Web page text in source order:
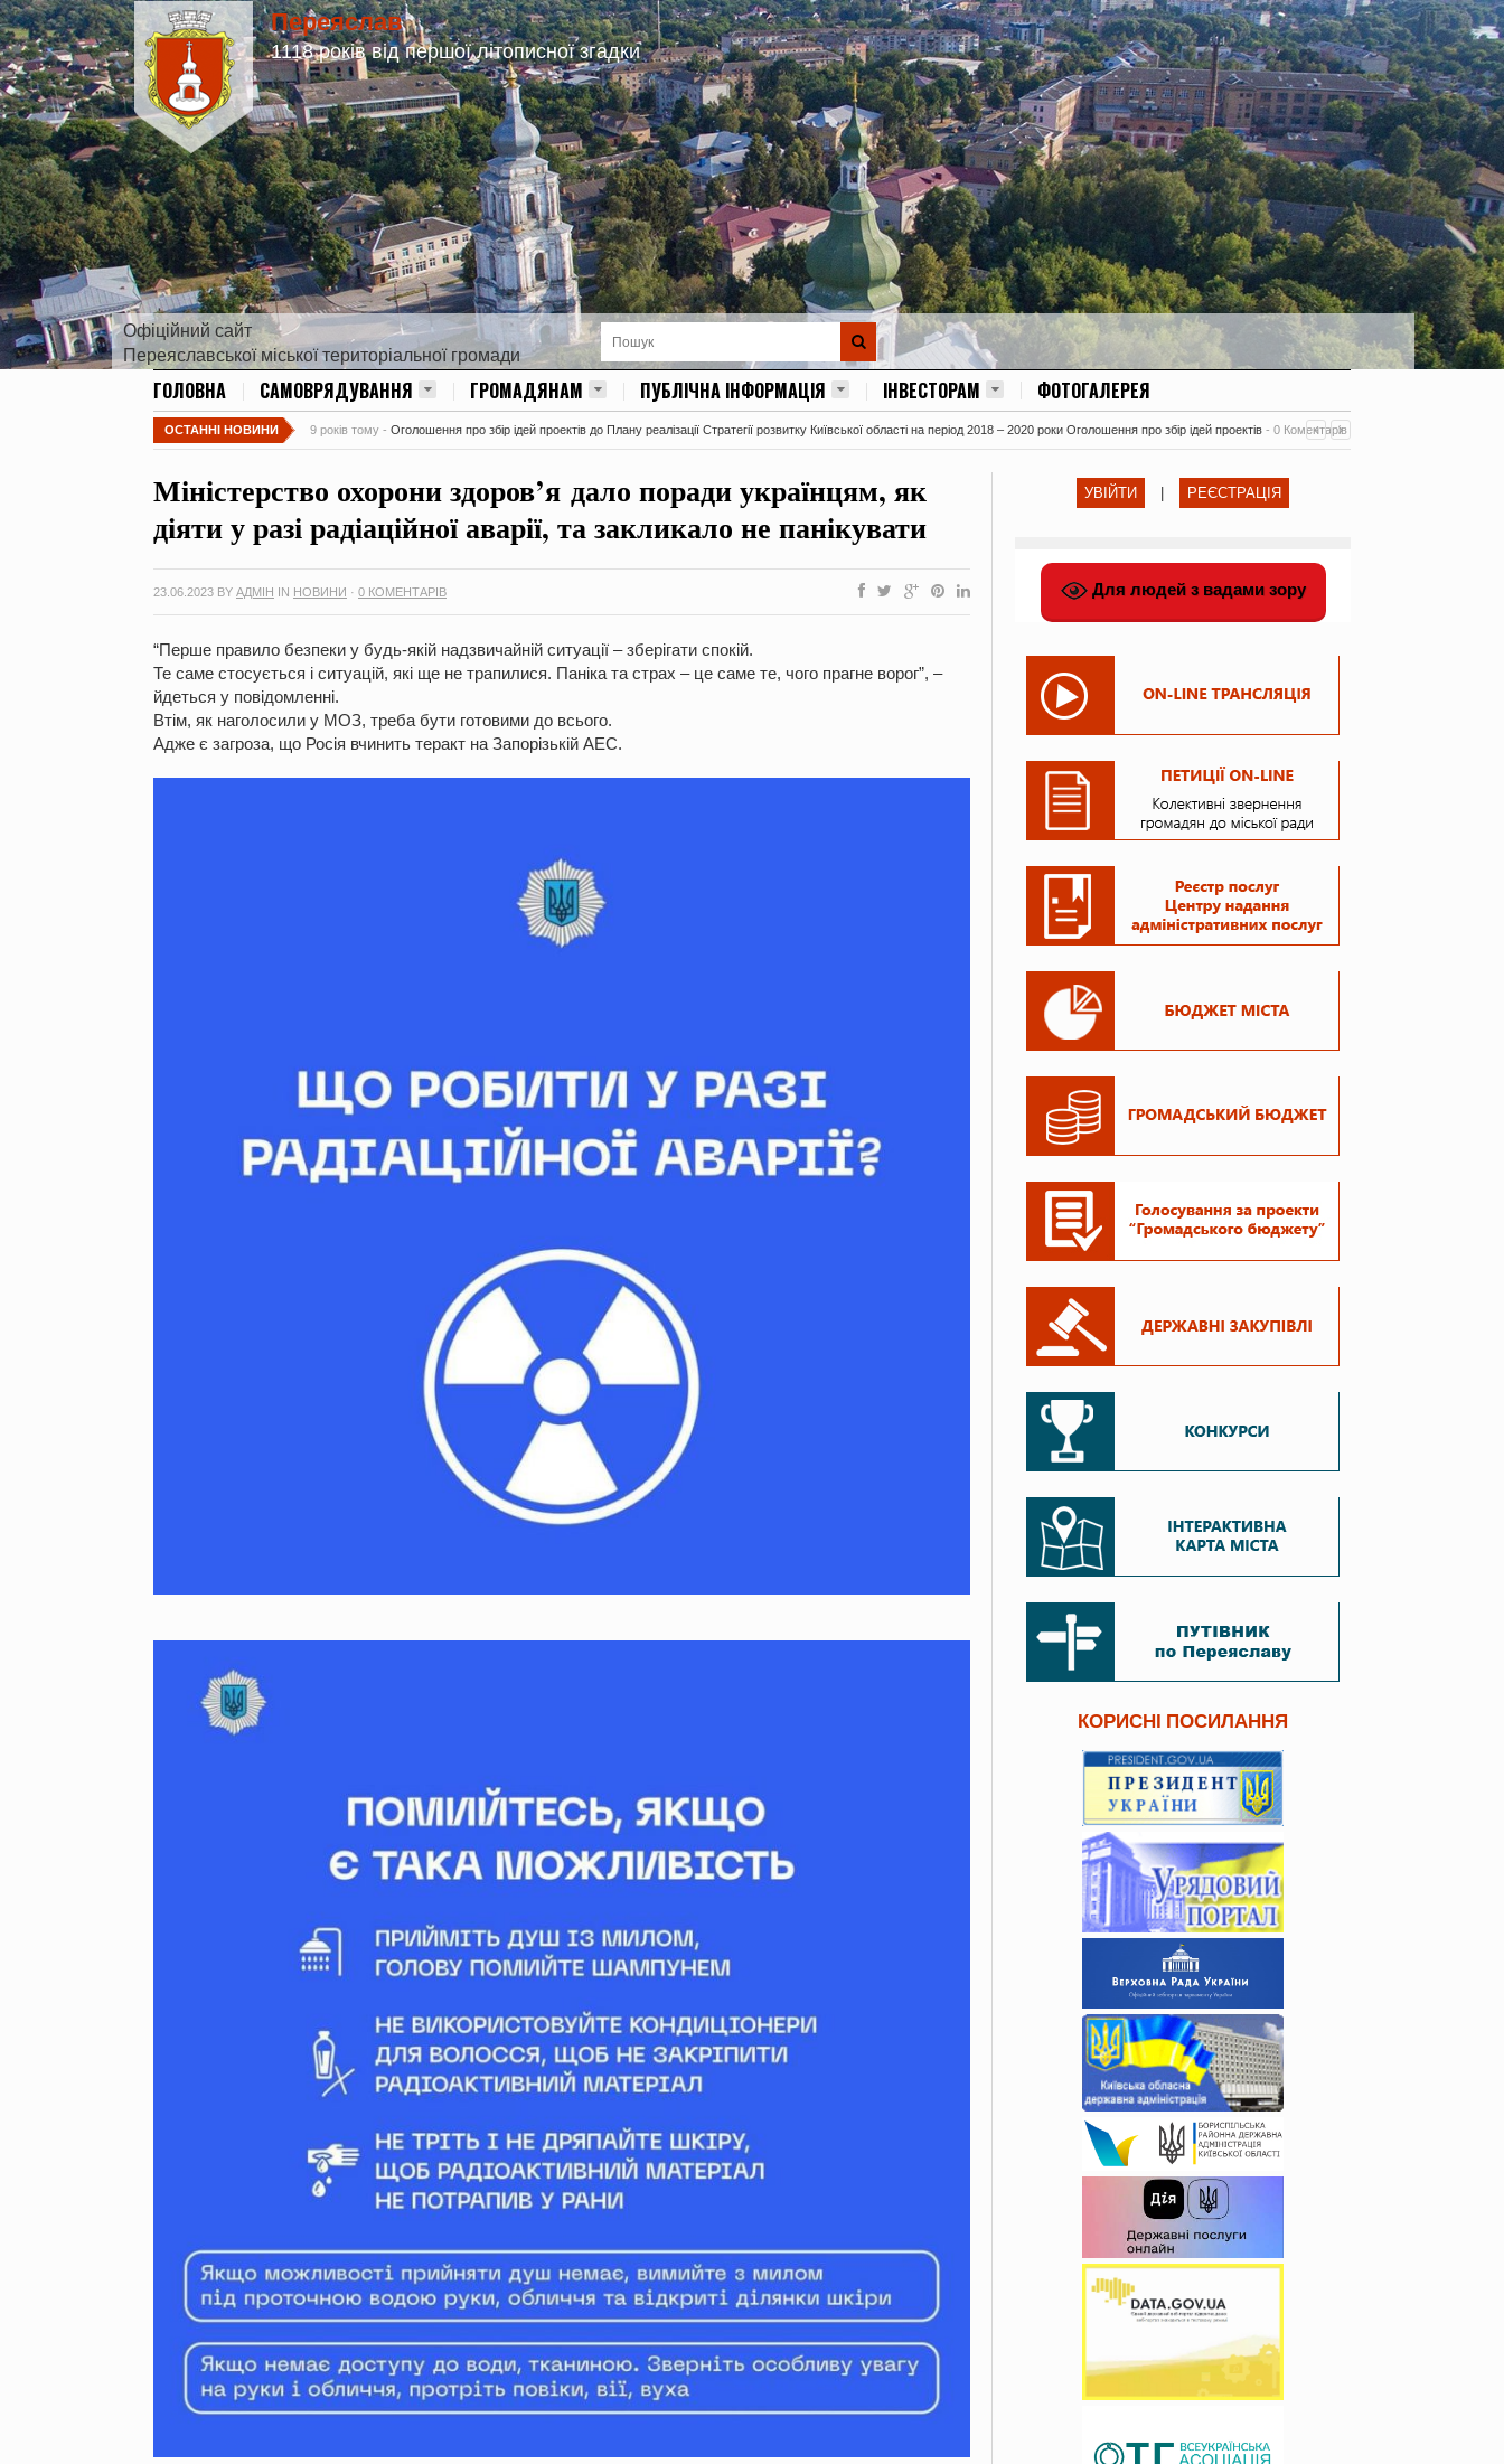
Переяслав
1118 років від першої літописної згадки
Офіційний сайт
Переяславської міської територіальної громади
ГОЛОВНА САМОВРЯДУВАННЯ ГРОМАДЯНАМ ПУБЛІЧНА ІНФОРМАЦІЯ ІНВЕСТОРАМ ФОТОГАЛЕРЕЯ
ОСТАННІ НОВИНИ 9 років тому - Оголошення про збір ідей проектів до Плану реалізації Стратегії розвитку Київської області на період 2018 – 2020 роки Оголошення про збір ідей проектів - 0 Коментарів
Міністерство охорони здоров’я дало поради українцям, як
діяти у разі радіаційної аварії, та закликало не панікувати
23.06.2023 BY АДМІН IN НОВИНИ · 0 КОМЕНТАРІВ
“Перше правило безпеки у будь-якій надзвичайній ситуації – зберігати спокій.
Те саме стосується і ситуацій, які ще не трапилися. Паніка та страх – це саме те, чого прагне ворог”, –
йдеться у повідомленні.
Втім, як наголосили у МОЗ, треба бути готовими до всього.
Адже є загроза, що Росія вчинить теракт на Запорізькій АЕС.
УВІЙТИ РЕЄСТРАЦІЯ
Для людей з вадами зору
КОРИСНІ ПОСИЛАННЯ